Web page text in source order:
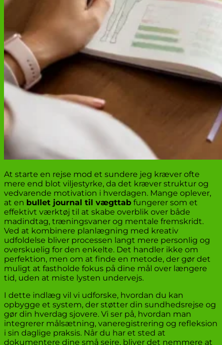
At starte en rejse mod et sundere jeg kræver ofte
mere end blot viljestyrke, da det kræver struktur og
vedvarende motivation i hverdagen. Mange oplever,
at en bullet journal til vægttab fungerer som et
effektivt værktøj til at skabe overblik over både
madindtag, træningsvaner og mentale fremskridt.
Ved at kombinere planlægning med kreativ
udfoldelse bliver processen langt mere personlig og
overskuelig for den enkelte. Det handler ikke om
perfektion, men om at finde en metode, der gør det
muligt at fastholde fokus på dine mål over længere
tid, uden at miste lysten undervejs.
I dette indlæg vil vi udforske, hvordan du kan
opbygge et system, der støtter din sundhedsrejse og
gør din hverdag sjovere. Vi ser på, hvordan man
integrerer målsætning, vaneregistrering og refleksion
i sin daglige praksis. Når du har et sted at
dokumentere dine små sejre, bliver det nemmere at